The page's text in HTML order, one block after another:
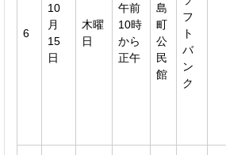
6
10
月
15
日
木曜
日
午前
10時
から
正午
島
町
公
民
館
フ
ト
バ
ン
ク